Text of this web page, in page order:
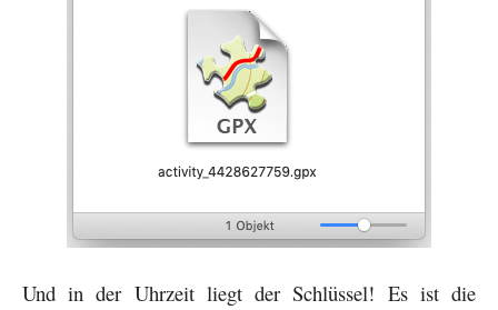
Und in der Uhrzeit liegt der Schlüssel! Es ist die